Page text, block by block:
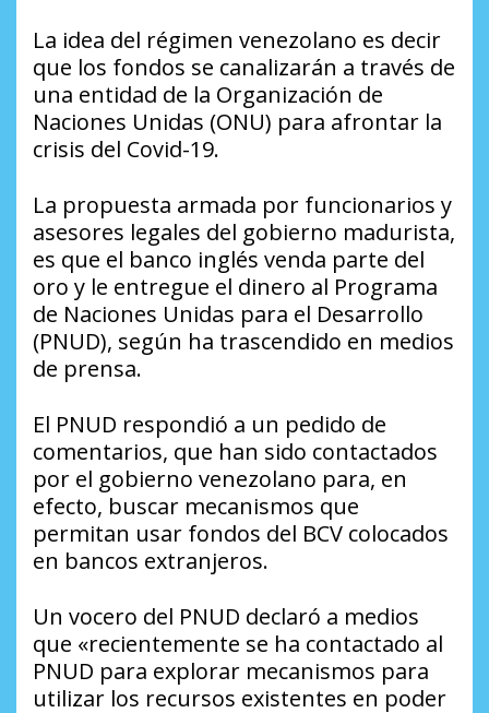
La idea del régimen venezolano es decir
que los fondos se canalizarán a través de
una entidad de la Organización de
Naciones Unidas (ONU) para afrontar la
crisis del Covid-19.
La propuesta armada por funcionarios y
asesores legales del gobierno madurista,
es que el banco inglés venda parte del
oro y le entregue el dinero al Programa
de Naciones Unidas para el Desarrollo
(PNUD), según ha trascendido en medios
de prensa.
El PNUD respondió a un pedido de
comentarios, que han sido contactados
por el gobierno venezolano para, en
efecto, buscar mecanismos que
permitan usar fondos del BCV colocados
en bancos extranjeros.
Un vocero del PNUD declaró a medios
que «recientemente se ha contactado al
PNUD para explorar mecanismos para
utilizar los recursos existentes en poder